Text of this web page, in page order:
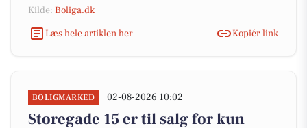
Kilde: Boliga.dk
Læs hele artiklen her
Kopiér link
BOLIGMARKED 02-08-2026 10:02
Storegade 15 er til salg for kun